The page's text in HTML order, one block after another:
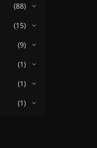
(88)
(15)
(9)
(1)
(1)
(1)